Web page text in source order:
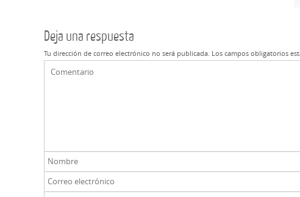
Deja una respuesta
Tu dirección de correo electrónico no será publicada. Los campos obligatorios